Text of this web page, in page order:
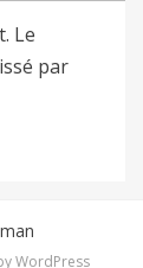
Le
par
WordPress